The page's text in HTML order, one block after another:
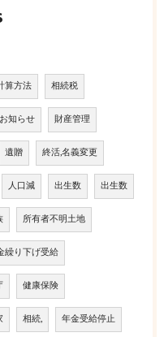
算方法 相続税
お知らせ 財産管理
遺贈 終活,名義変更
人口減 出生数 出生数
所有者不明土地
繰り下げ受給
健康保険
相続, 年金受給停止